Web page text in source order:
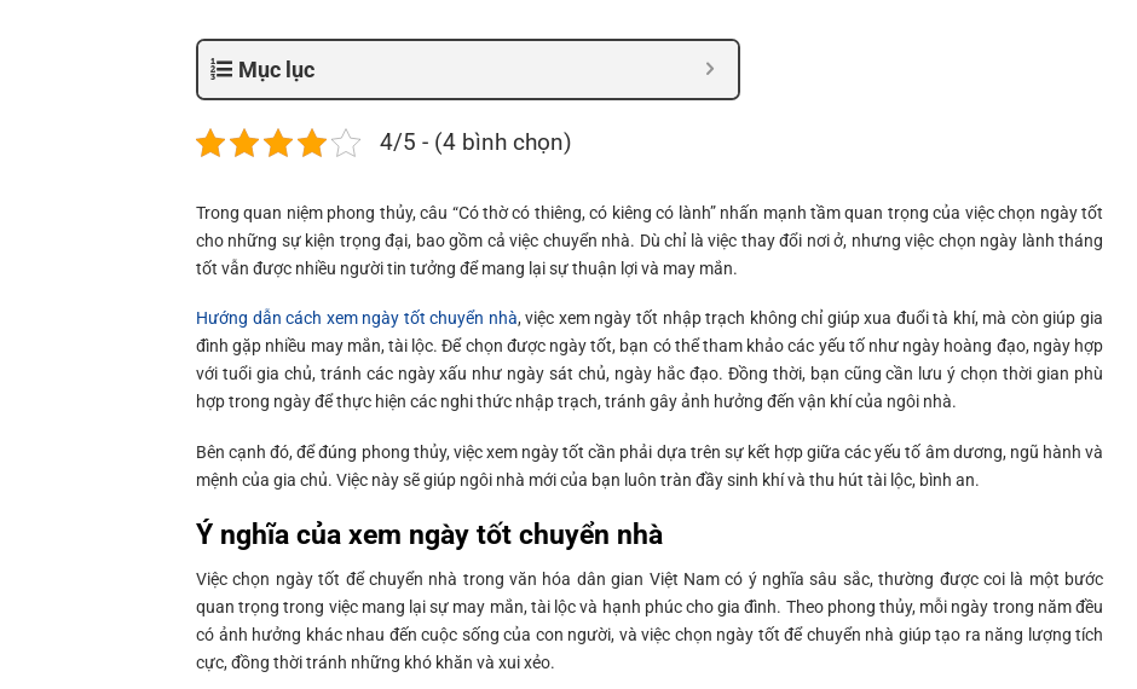
Mục lục
4/5 - (4 bình chọn)
Trong quan niệm phong thủy, câu “Có thờ có thiêng, có kiêng có lành” nhấn mạnh tầm quan trọng của việc chọn ngày tốt
cho những sự kiện trọng đại, bao gồm cả việc chuyển nhà. Dù chỉ là việc thay đổi nơi ở, nhưng việc chọn ngày lành tháng
tốt vẫn được nhiều người tin tưởng để mang lại sự thuận lợi và may mắn.
Hướng dẫn cách xem ngày tốt chuyển nhà, việc xem ngày tốt nhập trạch không chỉ giúp xua đuổi tà khí, mà còn giúp gia
đình gặp nhiều may mắn, tài lộc. Để chọn được ngày tốt, bạn có thể tham khảo các yếu tố như ngày hoàng đạo, ngày hợp
với tuổi gia chủ, tránh các ngày xấu như ngày sát chủ, ngày hắc đạo. Đồng thời, bạn cũng cần lưu ý chọn thời gian phù
hợp trong ngày để thực hiện các nghi thức nhập trạch, tránh gây ảnh hưởng đến vận khí của ngôi nhà.
Bên cạnh đó, để đúng phong thủy, việc xem ngày tốt cần phải dựa trên sự kết hợp giữa các yếu tố âm dương, ngũ hành và
mệnh của gia chủ. Việc này sẽ giúp ngôi nhà mới của bạn luôn tràn đầy sinh khí và thu hút tài lộc, bình an.
Ý nghĩa của xem ngày tốt chuyển nhà
Việc chọn ngày tốt để chuyển nhà trong văn hóa dân gian Việt Nam có ý nghĩa sâu sắc, thường được coi là một bước
quan trọng trong việc mang lại sự may mắn, tài lộc và hạnh phúc cho gia đình. Theo phong thủy, mỗi ngày trong năm đều
có ảnh hưởng khác nhau đến cuộc sống của con người, và việc chọn ngày tốt để chuyển nhà giúp tạo ra năng lượng tích
cực, đồng thời tránh những khó khăn và xui xẻo.